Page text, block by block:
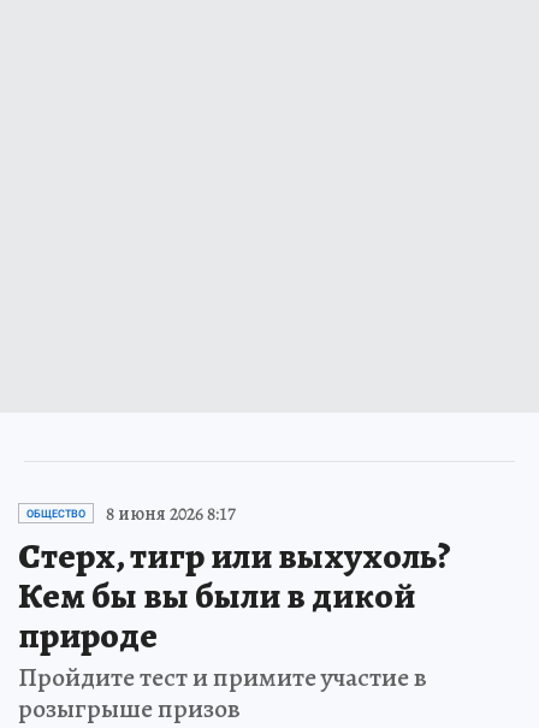
ОБЩЕСТВО 8 июня 2026 8:17
Стерх, тигр или выхухоль?
Кем бы вы были в дикой
природе
Пройдите тест и примите участие в
розыгрыше призов